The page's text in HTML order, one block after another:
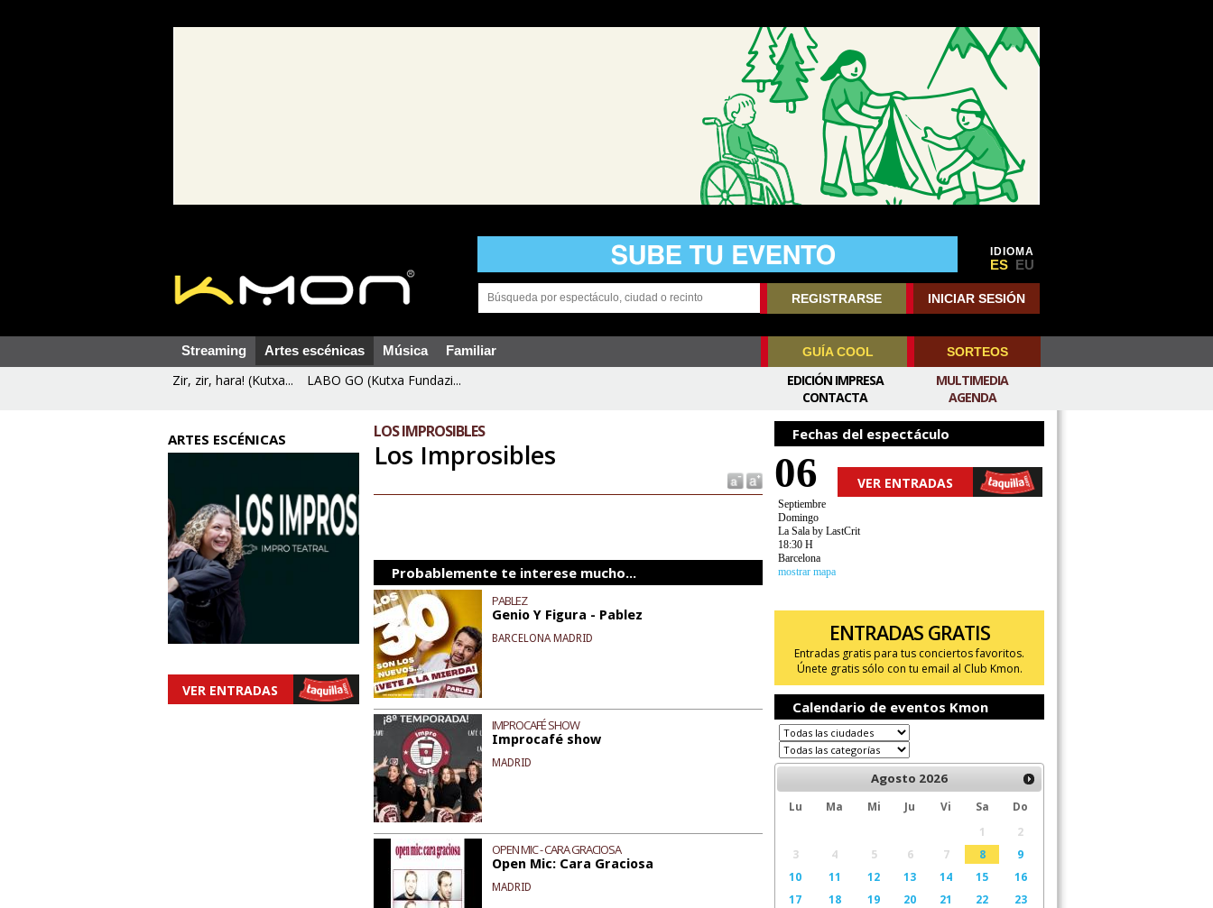
IDIOMA
ES EU
REGISTRARSE INICIAR SESIÓN
Streaming Artes escénicas Música Familiar GUÍA COOL SORTEOS
Zir, zir, hara! (Kutxa... LABO GO (Kutxa Fundazi...
MULTIMEDIA
AGENDA
EDICIÓN IMPRESA
CONTACTA
ARTES ESCÉNICAS
VER ENTRADAS
LOS IMPROSIBLES
Los Improsibles
Probablemente te interese mucho...
PABLEZ
Genio Y Figura - Pablez
BARCELONA MADRID
IMPROCAFÉ SHOW
Improcafé show
MADRID
OPEN MIC - CARA GRACIOSA
Open Mic: Cara Graciosa
MADRID
Fechas del espectáculo
06 VER ENTRADAS
Septiembre
Domingo
La Sala by LastCrit
18:30 H
Barcelona
mostrar mapa
ENTRADAS GRATIS
Entradas gratis para tus conciertos favoritos.
Únete gratis sólo con tu email al Club Kmon.
Calendario de eventos Kmon
Agosto 2026
Lu Ma Mi Ju Vi Sa
Do
1
2
3
4 5 6 7 8
9
10
11 12 13 14 15
16
17
18 19 20 21 22
23